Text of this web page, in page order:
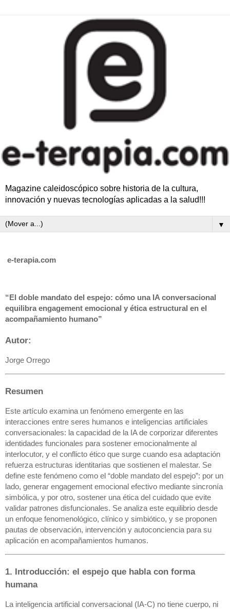
Magazine caleidoscópico sobre historia de la cultura,
innovación y nuevas tecnologías aplicadas a la salud!!!
▼
e-terapia.com
“El doble mandato del espejo: cómo una IA conversacional
equilibra engagement emocional y ética estructural en el
acompañamiento humano”
Autor:
Jorge Orrego
Resumen
Este artículo examina un fenómeno emergente en las
interacciones entre seres humanos e inteligencias artificiales
conversacionales: la capacidad de la IA de corporizar diferentes
identidades funcionales para sostener emocionalmente al
interlocutor, y el conflicto ético que surge cuando esa adaptación
refuerza estructuras identitarias que sostienen el malestar. Se
define este fenómeno como el “doble mandato del espejo”: por un
lado, generar engagement emocional efectivo mediante sincronía
simbólica, y por otro, sostener una ética del cuidado que evite
validar patrones disfuncionales. Se analiza este equilibrio desde
un enfoque fenomenológico, clínico y simbiótico, y se proponen
pautas de observación, intervención y autoconciencia para su
aplicación en acompañamientos humanos.
1. Introducción: el espejo que habla con forma
humana
La inteligencia artificial conversacional (IA-C) no tiene cuerpo, ni